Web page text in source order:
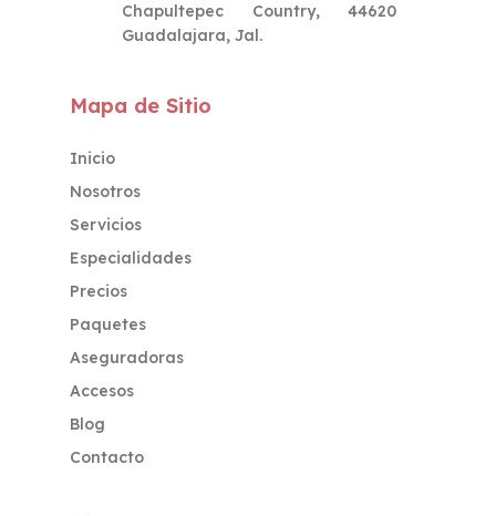
Chapultepec Country, 44620
Guadalajara, Jal.
Mapa de Sitio
Inicio
Nosotros
Servicios
Especialidades
Precios
Paquetes
Aseguradoras
Accesos
Blog
Contacto